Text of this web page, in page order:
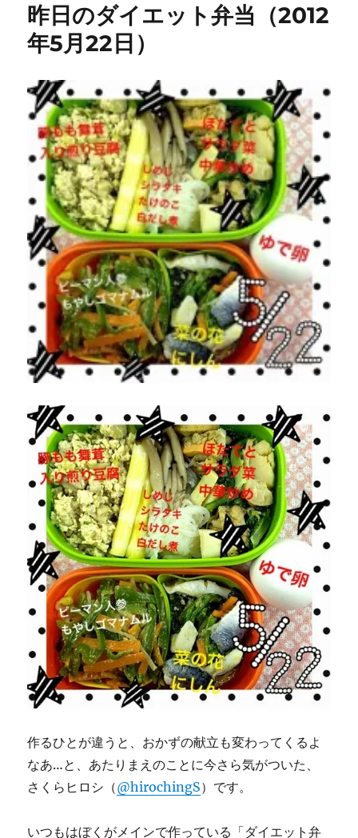
ー
イ
当
（2012
年
5
月
23
日）
に
昨日のダイエット弁当（2012
年5月22日）
作るひとが違うと、おかずの献立も変わってくるよ
なあ…と、あたりまえのことに今さら気がついた、
さくらヒロシ（@hirochingS）です。
いつもはぼくがメインで作っている「ダイエット弁